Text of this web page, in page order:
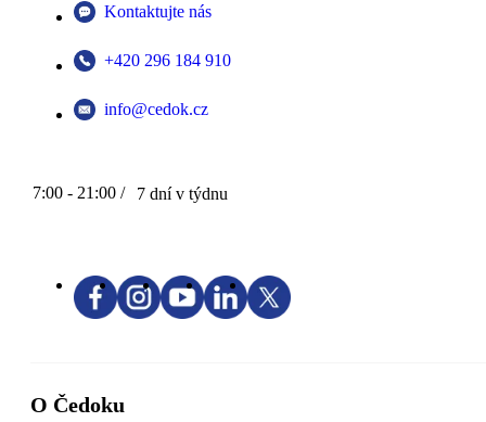
Kontaktujte nás
+420 296 184 910
info@cedok.cz
7:00 - 21:00 / 7 dní v týdnu
O Čedoku